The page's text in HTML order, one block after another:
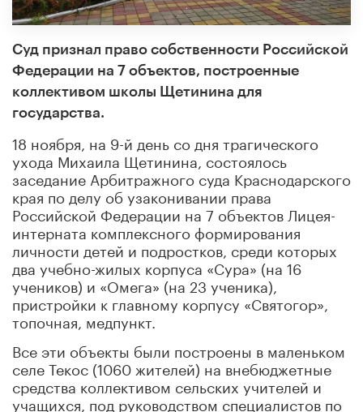
Суд признал право собственности Российской
Федерации на 7 объектов, построенные
коллективом школы Щетинина для
государства.
18 ноября, на 9-й день со дня трагического
ухода Михаила Щетинина, состоялось
заседание Арбитражного суда Краснодарского
края по делу об узаконивании права
Российской Федерации на 7 объектов Лицея-
интерната комплексного формирования
личности детей и подростков, среди которых
два учебно-жилых корпуса «Сура» (на 16
учеников) и «Омега» (на 23 ученика),
пристройки к главному корпусу «Святогор»,
топочная, медпункт.
Все эти объекты были построены в маленьком
селе Текос (1060 жителей) на внебюджетные
средства коллективом сельских учителей и
учащихся, под руководством специалистов по